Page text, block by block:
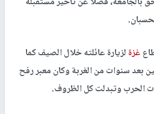
غزةلزيارة عائلته خلال الصيف كما
بعد سنوات من الغربة وكان معبر رفح
الحرب وتبدلت كل الظروف.